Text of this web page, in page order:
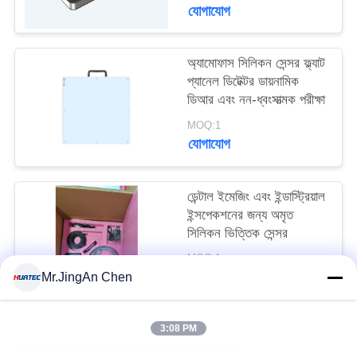
যোগাযোগ
অ্যামোফাস সিলিকন সেন্সর ফ্ল্যাট
প্যানেল ডিটেক্টর ডায়নামিক
ডিআর এবং নন-ধ্বংসাত্মক পরীক্ষা
MOQ:1
যোগাযোগ
ডেন্টাল ইমেজিং এবং ইন্ডাস্ট্রিয়াল
ইন্সপেকশনের জন্য অমৃত
সিলিকন ভিত্তিক সেন্সর
MOQ:1
Mr.JingAn Chen
3:08 PM